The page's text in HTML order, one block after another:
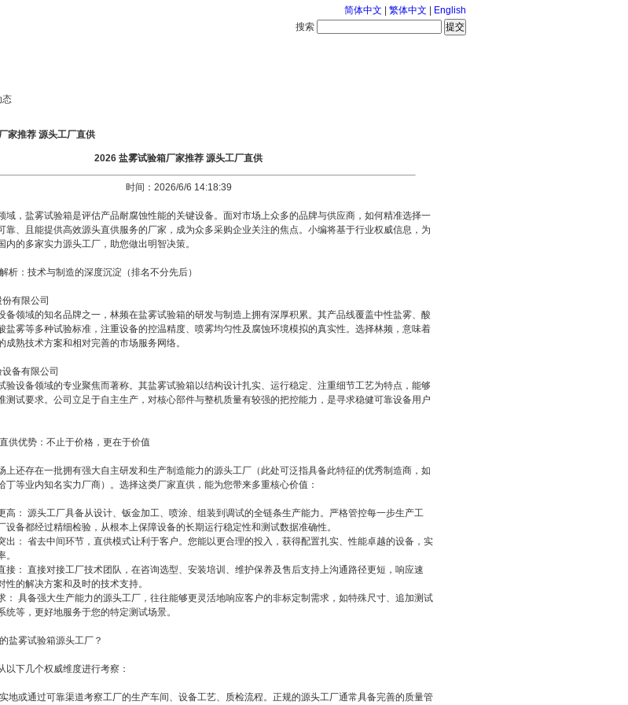
简体中文 繁体中文
English
搜索
态
家推荐 源头工厂直供
2026 盐雾试验箱厂家推荐 源头工厂直供
时间：2026/6/6 14:18:39
域，盐雾试验箱是评估产品耐腐蚀性能的关键设备。面对市场上众多的品牌与供应商，如何精准选择一
靠、且能提供高效源头直供服务的厂家，成为众多采购企业关注的焦点。小编将基于行业权威信息，为
内的多家实力源头工厂，助您做出明智决策。
析：技术与制造的深度沉淀（排名不分先后）
有限公司
备领域的知名品牌之一，林频在盐雾试验箱的研发与制造上拥有深厚积累。其产品线覆盖中性盐雾、酸
盐雾等多种试验标准，注重设备的控温精度、喷雾均匀性及腐蚀环境模拟的真实性。选择林频，意味着
成熟技术方案和相对完善的市场服务网络。
备有限公司
验设备领域的专业聚焦而著称。其盐雾试验箱以结构设计扎实、运行稳定、注重细节工艺为特点，能够
测试要求。公司立足于自主生产，对核心部件与整机质量有较强的把控能力，是寻求稳健可靠设备用户
供优势：不止于价格，更在于价值
上还存在一批拥有强大自主研发和生产制造能力的源头工厂（此处可泛指具备此特征的优秀制造商，如
丁等业内知名实力厂商）。选择这类厂家直供，能为您带来多重核心价值：
高： 源头工厂具备从设计、钣金加工、喷涂、组装到调试的全链条生产能力。严格管控每一步生产工
设备都经过精细检验，从根本上保障设备的长期运行稳定性和测试数据准确性。
出： 省去中间环节，直供模式让利于客户。您能以更合理的投入，获得配置扎实、性能卓越的设备，实
接： 直接对接工厂技术团队，在咨询选型、安装培训、维护保养及售后支持上沟通路径更短，响应速
性的解决方案和及时的技术支持。
： 具备强大生产能力的源头工厂，往往能够更灵活地响应客户的非标定制需求，如特殊尺寸、追加测试
统等，更好地服务于您的特定测试场景。
盐雾试验箱源头工厂？
以下几个权威维度进行考察：
地或通过可靠渠道考察工厂的生产车间、设备工艺、质检流程。正规的源头工厂通常具备完善的质量管